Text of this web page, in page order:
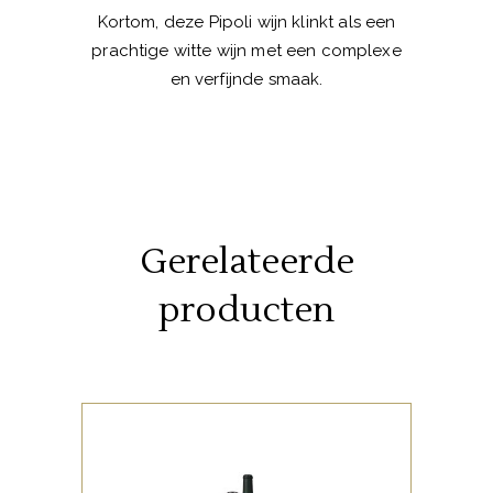
Kortom, deze Pipoli wijn klinkt als een
prachtige witte wijn met een complexe
en verfijnde smaak.
Gerelateerde
producten
WITTE WIJNEN